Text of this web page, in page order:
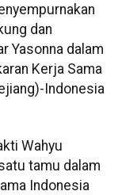
dan
Yasonna dalam
Kerja Sama
Indonesia
Wahyu
tamu dalam
Indonesia